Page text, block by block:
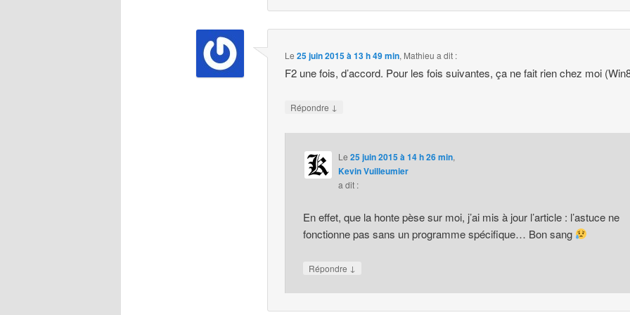
Le25 juin 2015 à 13 h 49 min, Mathieu a dit :
F2 une fois, d’accord. Pour les fois suivantes, ça ne fait rien chez moi
Répondre ↓
Le 25 juin 2015 à 14 h 26 min,
Kevin Vuilleumier
a dit :
En effet, que la honte pèse sur moi, j’ai mis à jour l’article : l’astuce ne
fonctionne pas sans un programme spécifique… Bon sang
Répondre ↓